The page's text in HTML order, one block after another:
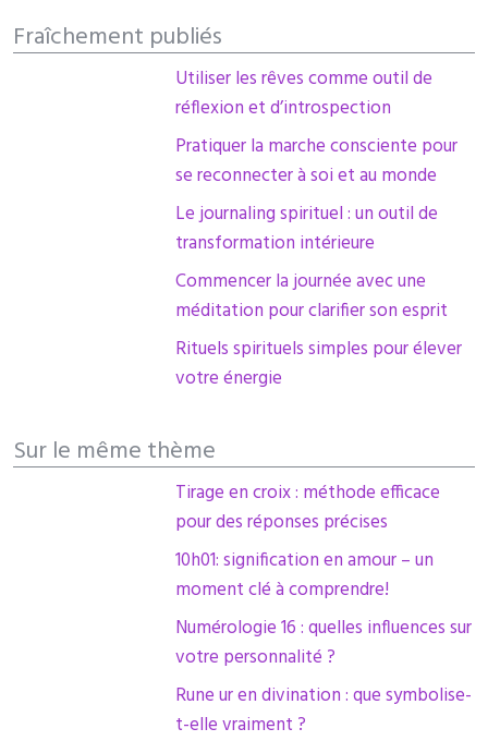
Fraîchement publiés
Utiliser les rêves comme outil de
réflexion et d’introspection
Pratiquer la marche consciente pour
se reconnecter à soi et au monde
Le journaling spirituel : un outil de
transformation intérieure
Commencer la journée avec une
méditation pour clarifier son esprit
Rituels spirituels simples pour élever
votre énergie
Sur le même thème
Tirage en croix : méthode efficace
pour des réponses précises
10h01: signification en amour – un
moment clé à comprendre!
Numérologie 16 : quelles influences sur
votre personnalité ?
Rune ur en divination : que symbolise-
t-elle vraiment ?